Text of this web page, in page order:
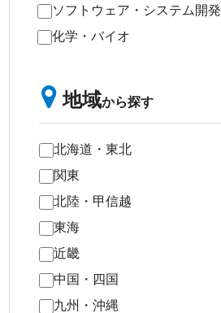
ソフトウェア・システム開発
化学・バイオ
地域から探す
北海道・東北
関東
北陸・甲信越
東海
近畿
中国・四国
九州・沖縄